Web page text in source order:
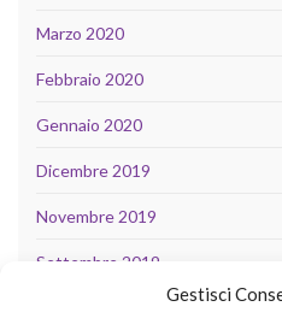
Gestisci
Marzo 2020
Febbraio 2020
Gennaio 2020
Dicembre 2019
Novembre 2019
Settembre 2019